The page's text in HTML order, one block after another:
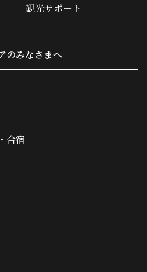
観光サポート
のみなさまへ
合宿